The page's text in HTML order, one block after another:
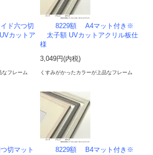
ド六つ切
カットア
なフレーム
8229額 A4マット付き※
太子額 UVカットアクリル板仕
様
3,049円(内税)
くすみがかったカラーが上品なフレーム
切マット
8229額 B4マット付き※